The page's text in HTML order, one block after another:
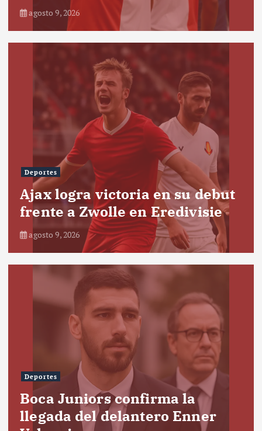
agosto 9, 2026
Deportes
Ajax logra victoria en su debut
frente a Zwolle en Eredivisie
agosto 9, 2026
Deportes
Boca Juniors confirma la
llegada del delantero Enner